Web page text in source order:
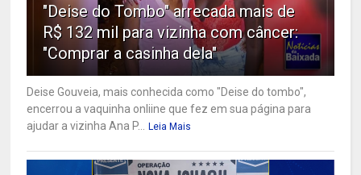
"Deise do Tombo" arrecada mais de
R$ 132 mil para vizinha com câncer:
"Comprar a casinha dela"
Deise Gouveia, mais conhecida como "Deise do tombo",
encerrou a vaquinha onliine que fez em sua página para
ajudar a vizinha Ana P...
Leia Mais